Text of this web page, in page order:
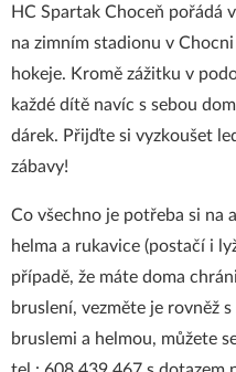
HC Spartak Choceň pořádá
na zimním stadionu v
hokeje. Kromě zážitku v
každé dítě navíc s sebou
dárek. Přijďte si vyzkoušet
zábavy!
Co všechno je potřeba si na
helma a rukavice (postačí i
případě, že máte doma
bruslení, vezměte je rovněž
bruslemi a helmou, můžete